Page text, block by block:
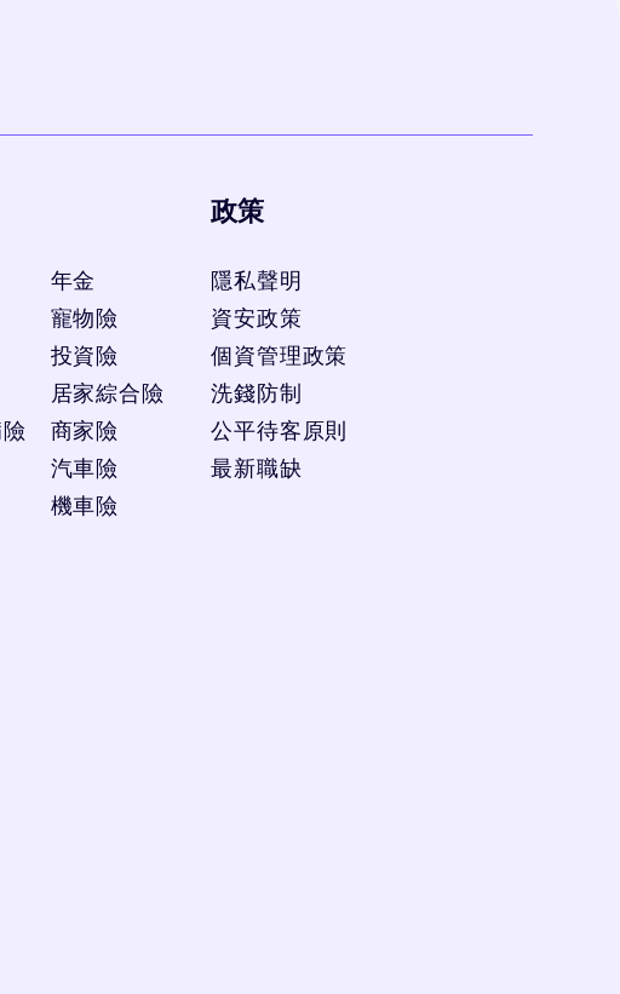
年金
寵物險
投資險
居家綜合險
商家險
汽車險
機車險
政策
隱私聲明
資安政策
個資管理政策
洗錢防制
公平待客原則
最新職缺